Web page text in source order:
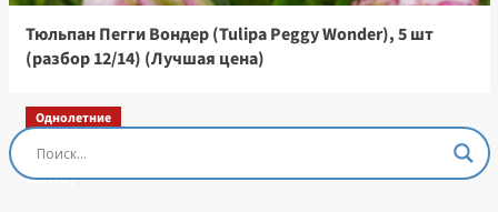
Тюльпан Пегги Вондер (Tulipa Peggy Wonder), 5 шт
(разбор 12/14) (Лучшая цена)
Однолетние
Остеоспермум Пэшн Роуз, 3 шт семян (Лучшая
цена)